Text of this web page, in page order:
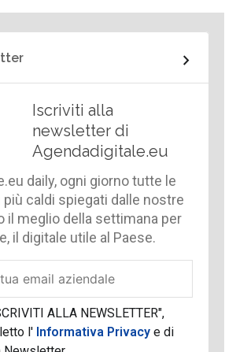
Iscriviti alla
newsletter di
Agendadigitale.eu
daily, ogni giorno tutte le
caldi spiegati dalle nostre
il meglio della settimana per
il digitale utile al Paese.
ALLA NEWSLETTER",
l'Informativa Privacy e di